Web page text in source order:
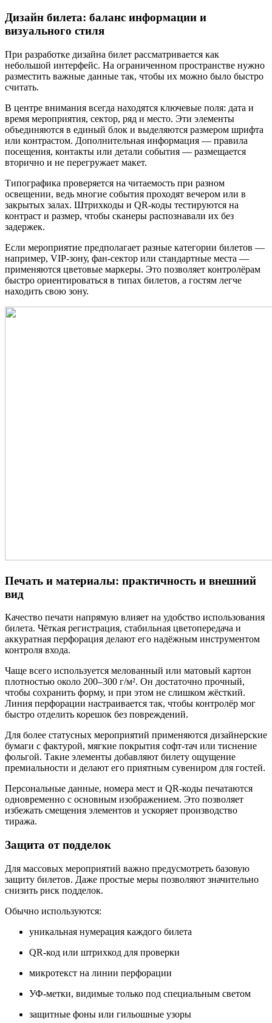
Дизайн билета: баланс информации и
визуального стиля
При разработке дизайна билет рассматривается как
небольшой интерфейс. На ограниченном пространстве нужно
разместить важные данные так, чтобы их можно было быстро
считать.
В центре внимания всегда находятся ключевые поля: дата и
время мероприятия, сектор, ряд и место. Эти элементы
объединяются в единый блок и выделяются размером шрифта
или контрастом. Дополнительная информация — правила
посещения, контакты или детали события — размещается
вторично и не перегружает макет.
Типографика проверяется на читаемость при разном
освещении, ведь многие события проходят вечером или в
закрытых залах. Штрихкоды и QR-коды тестируются на
контраст и размер, чтобы сканеры распознавали их без
задержек.
Если мероприятие предполагает разные категории билетов —
например, VIP-зону, фан-сектор или стандартные места —
применяются цветовые маркеры. Это позволяет контролёрам
быстро ориентироваться в типах билетов, а гостям легче
находить свою зону.
Печать и материалы: практичность и внешний
вид
Качество печати напрямую влияет на удобство использования
билета. Чёткая регистрация, стабильная цветопередача и
аккуратная перфорация делают его надёжным инструментом
контроля входа.
Чаще всего используется мелованный или матовый картон
плотностью около 200–300 г/м². Он достаточно прочный,
чтобы сохранить форму, и при этом не слишком жёсткий.
Линия перфорации настраивается так, чтобы контролёр мог
быстро отделить корешок без повреждений.
Для более статусных мероприятий применяются дизайнерские
бумаги с фактурой, мягкие покрытия софт-тач или тиснение
фольгой. Такие элементы добавляют билету ощущение
премиальности и делают его приятным сувениром для гостей.
Персональные данные, номера мест и QR-коды печатаются
одновременно с основным изображением. Это позволяет
избежать смещения элементов и ускоряет производство
тиража.
Защита от подделок
Для массовых мероприятий важно предусмотреть базовую
защиту билетов. Даже простые меры позволяют значительно
снизить риск подделок.
Обычно используются:
уникальная нумерация каждого билета
QR-код или штрихкод для проверки
микротекст на линии перфорации
УФ-метки, видимые только под специальным светом
защитные фоны или гильошные узоры